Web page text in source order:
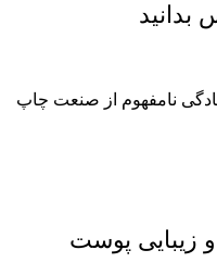
بدانید
نامفهوم از صنعت چاپ
زیبایی پوست